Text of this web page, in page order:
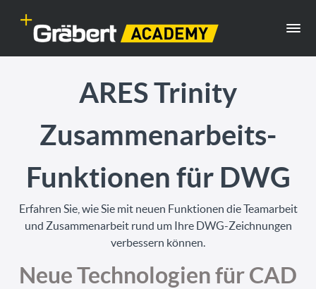
ARES Trinity
Zusammenarbeits-
Funktionen für DWG
Erfahren Sie, wie Sie mit neuen Funktionen die Teamarbeit
und Zusammenarbeit rund um Ihre DWG-Zeichnungen
verbessern können.
Neue Technologien für CAD